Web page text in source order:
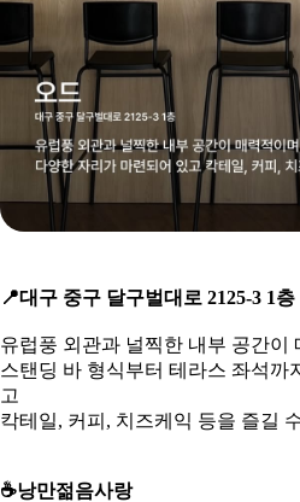
📍대구 중구 달구벌대로 2125-3 1층
유럽풍 외관과 널찍한 내부 공간이
스탠딩 바 형식부터 테라스 좌석까
고
칵테일, 커피, 치즈케익 등을 즐길
☕️낭만젊음사랑